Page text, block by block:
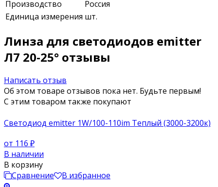
Производство
Россия
Единица измерения шт.
Линза для светодиодов emitter
Л7 20-25° отзывы
Написать отзыв
Об этом товаре отзывов пока нет. Будьте первым!
С этим товаром также покупают
Светодиод emitter 1W/100-110im Теплый (3000-3200к)
от 116 ₽
В наличии
В корзину
Сравнение
В избранное